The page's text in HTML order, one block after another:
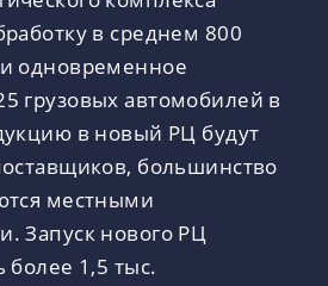
в среднем 800
одновременное
грузовых автомобилей в
в новый РЦ будут
большинство
местными
Запуск нового РЦ
более 1,5 тыс.